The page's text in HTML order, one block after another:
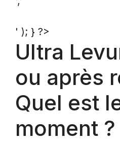
' ); } ?>
Ultra
ou après
Quel est
moment ?